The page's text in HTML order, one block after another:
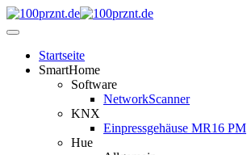
Startseite
SmartHome
Software
NetworkScanner
KNX
Einpressgehäuse MR16 PM
Hue